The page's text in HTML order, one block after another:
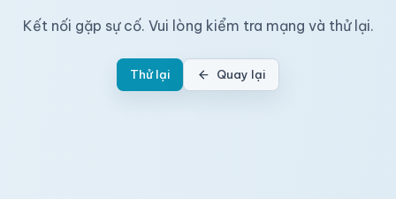
Kết nối gặp sự cố. Vui lòng kiểm tra mạng và thử lại.
Thử lại Quay lại